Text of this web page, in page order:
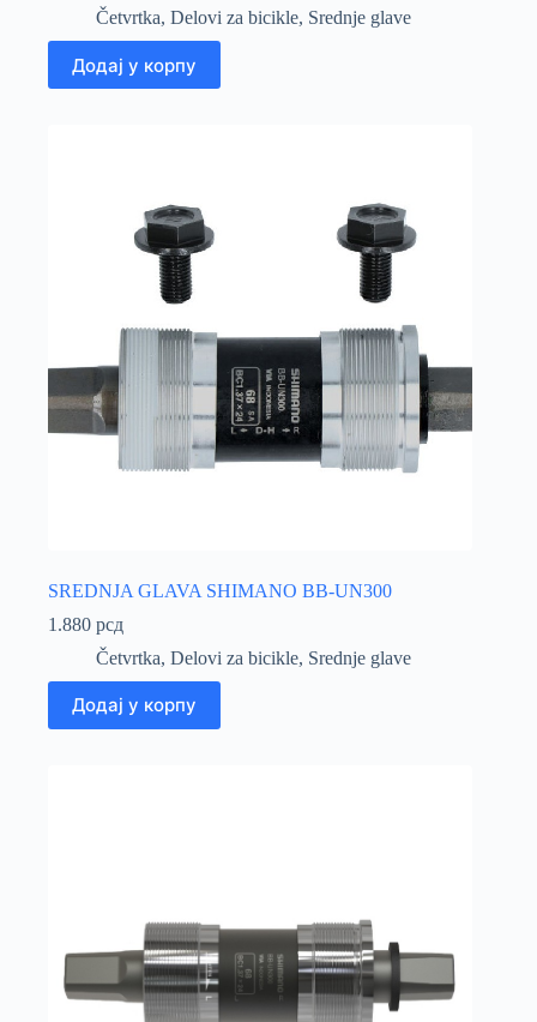
Četvrtka, Delovi za bicikle, Srednje glave
Додај у корпу
SREDNJA GLAVA SHIMANO BB-UN300
1.880 рсд
Četvrtka, Delovi za bicikle, Srednje glave
Додај у корпу